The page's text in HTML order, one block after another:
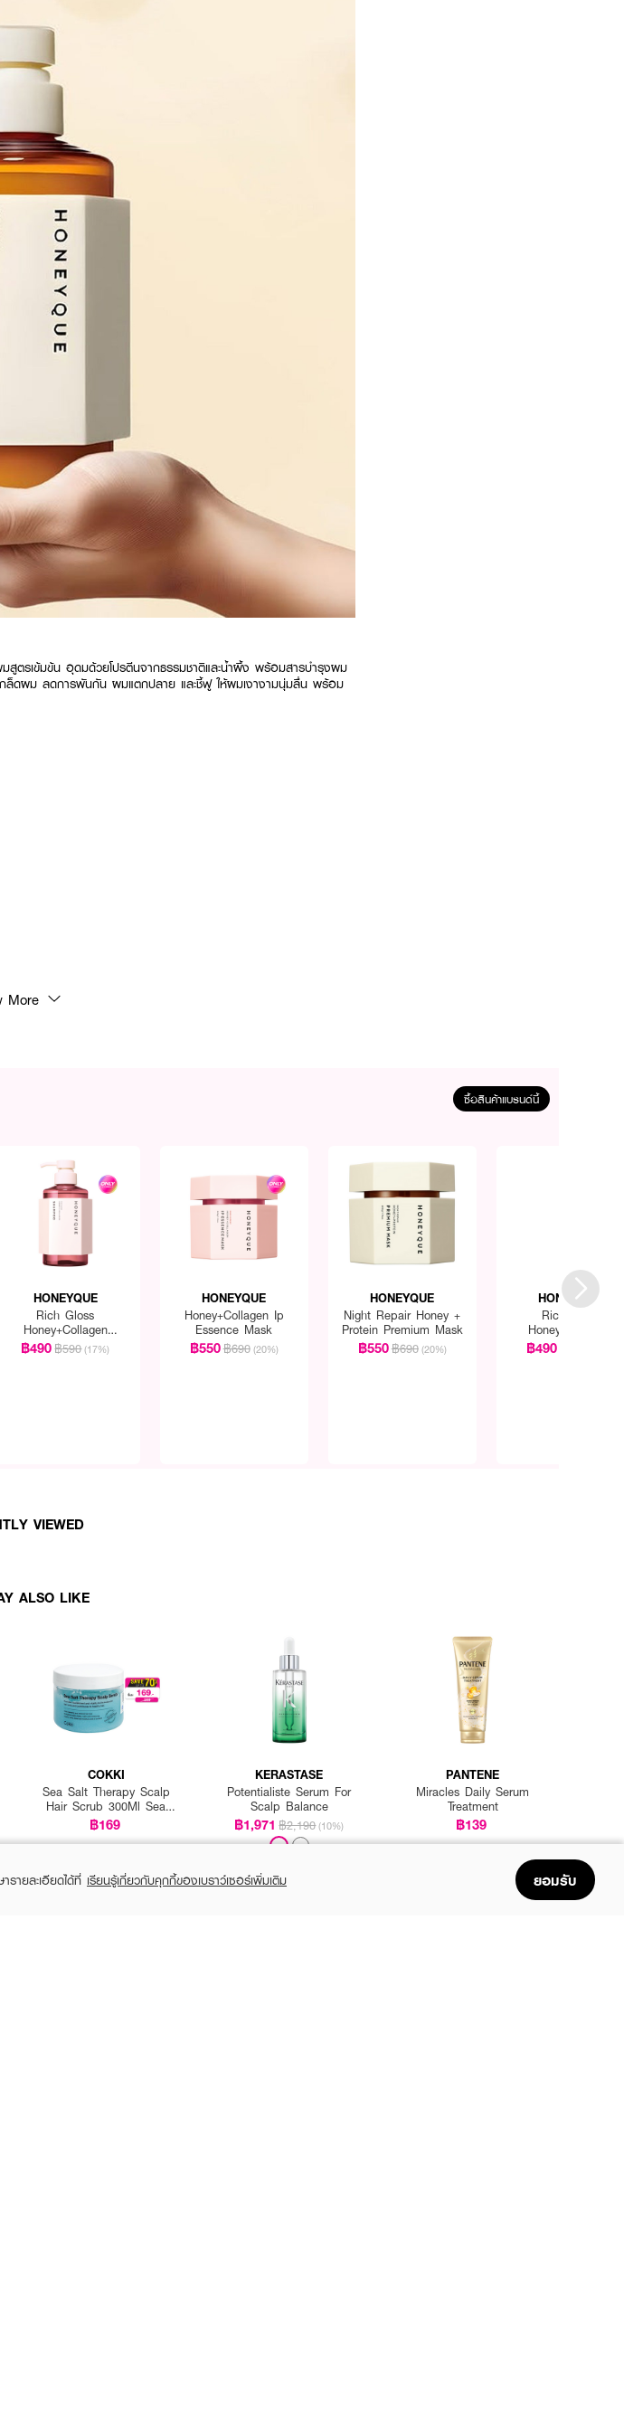
ตรเข้มข้น อุดมด้วยโปรตีนจากธรรมชาติและน้ำผึ้ง พร้อมสารบำรุงผม
ล็ดผม ลดการพันกัน ผมแตกปลาย และชี้ฟู ให้ผมเงางามนุ่มลื่น พร้อม
More
ซื้อสินค้าแบรนด์นี้
HONEYQUE
Rich Gloss
Honey+Collagen
Shampoo
฿490฿590 (17%)
HONEYQUE
Honey+Collagen Ip
Essence Mask
฿550฿690 (20%)
HONEYQUE
Night Repair Honey +
Protein Premium Mask
฿550฿690 (20%)
HONEYQUE
Rich Gloss
Honey+Collagen
Treatment
฿490
VIEWED
ALSO LIKE
COKKI
Sea Salt Therapy Scalp
Hair Scrub 300Ml Sea
Salt+Centella Asiatica
Extract+Bha +Amino Acid
฿169
KERASTASE
Potentialiste Serum For
Scalp Balance
฿1,971 ฿2,190 (10%)
PANTENE
Miracles Daily Serum
Treatment
฿139
ายละเอียดได้ที่ เรียนรู้เกี่ยวกับคุกกี้ของเบราว์เซอร์เพิ่มเติม ยอมรับ